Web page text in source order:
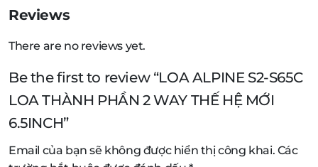
Reviews
There are no reviews yet.
Be the first to review “LOA ALPINE S2-S65C
LOA THÀNH PHẦN 2 WAY THẾ HỆ MỚI
6.5INCH”
Email của bạn sẽ không được hiển thị công khai. Các